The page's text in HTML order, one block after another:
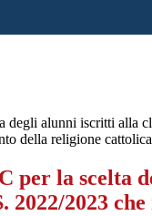
degli alunni iscritti alla
della religione cattolica
per la scelta
2022/2023